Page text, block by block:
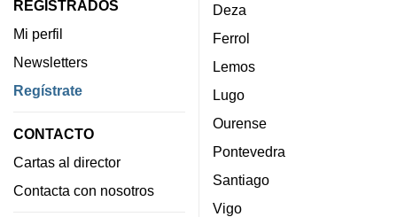
REGISTRADOS
Mi perfil
Newsletters
Regístrate
CONTACTO
Cartas al director
Contacta con nosotros
Deza
Ferrol
Lemos
Lugo
Ourense
Pontevedra
Santiago
Vigo